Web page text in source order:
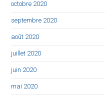
octobre 2020
septembre 2020
août 2020
juillet 2020
juin 2020
mai 2020